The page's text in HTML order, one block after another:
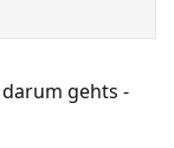
darum gehts -